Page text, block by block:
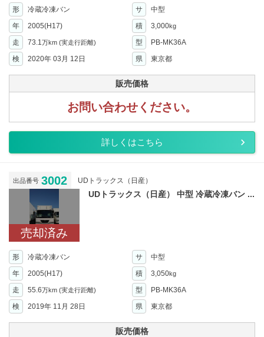
形 冷蔵冷凍バン サ
中型
年
2005(H17) 積 3,000kg
走 73.1万km (実走行距離) 型
PB-MK36A
検
2020年 03月 12日 県 東京都
販売価格
お問い合わせください。
詳しくはこちら
出品番号 3002 UDトラックス（日産）
売却済み
UDトラックス（日産） 中型 冷蔵冷凍バン ...
形 冷蔵冷凍バン サ
中型
年
2005(H17) 積 3,050kg
走 55.6万km (実走行距離) 型
PB-MK36A
検
2019年 11月 28日 県 東京都
販売価格